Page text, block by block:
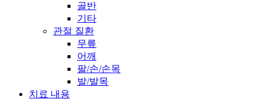
골반
기타
관절 질환
무릎
어깨
팔/손/손목
발/발목
치료 내용